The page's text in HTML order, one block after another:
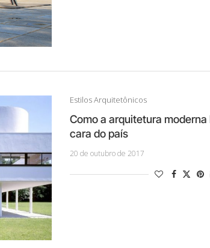
Estilos Arquitetônicos
Como a arquitetura
cara do país
20 de outubro de 2017